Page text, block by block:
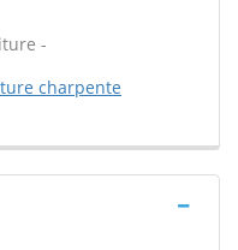
-
charpente